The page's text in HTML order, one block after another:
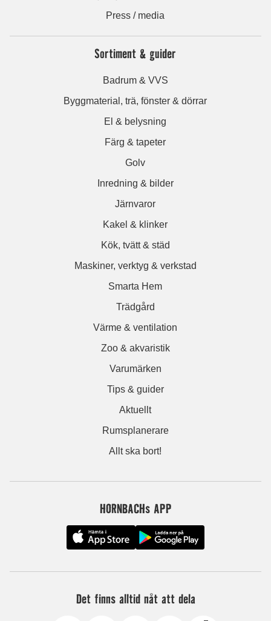
Press / media
Sortiment & guider
Badrum & VVS
Byggmaterial, trä, fönster & dörrar
El & belysning
Färg & tapeter
Golv
Inredning & bilder
Järnvaror
Kakel & klinker
Kök, tvätt & städ
Maskiner, verktyg & verkstad
Smarta Hem
Trädgård
Värme & ventilation
Zoo & akvaristik
Varumärken
Tips & guider
Aktuellt
Rumsplanerare
Allt ska bort!
HORNBACHs APP
Det finns alltid nåt att dela